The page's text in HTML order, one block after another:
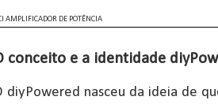
AMPLIFICADOR DE POTÊNCIA
conceito e a identidade
diyPowered nasceu da ideia de